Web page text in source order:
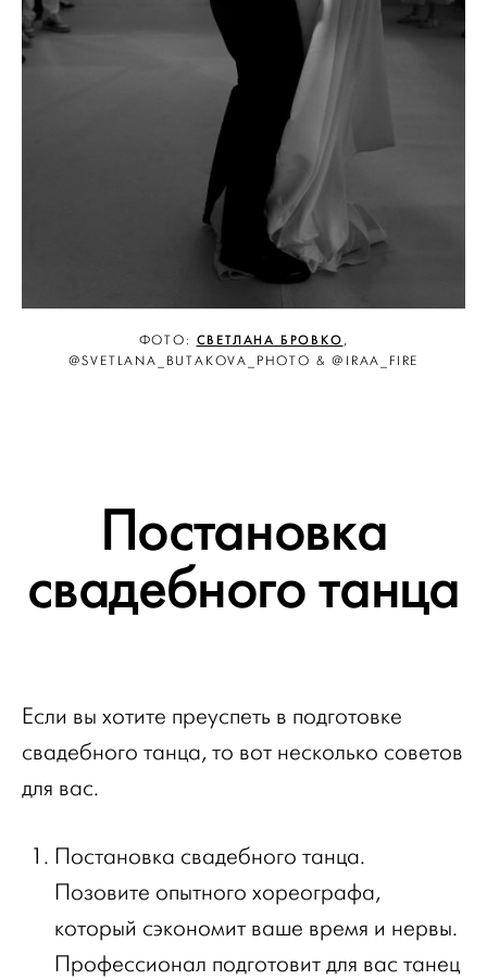
ФОТО: СВЕТЛАНА БРОВКО ,
@SVETLANA_BUTAKOVA_PHOTO & @IRAA_FIRE
Постановка
свадебного танца
Если вы хотите преуспеть в подготовке
свадебного танца, то вот несколько советов
для вас.
Постановка свадебного танца.
Позовите опытного хореографа,
который сэкономит ваше время и нервы.
Профессионал подготовит для вас танец